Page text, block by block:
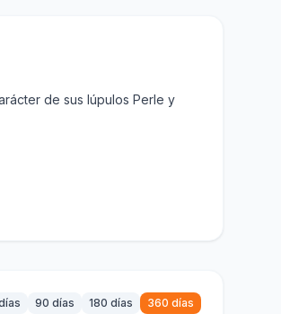
de sus lúpulos Perle y
90 días 180 días 360 días